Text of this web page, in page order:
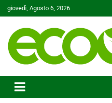
Skip
to
giovedì, Agosto 6, 2026
Ecoo.it